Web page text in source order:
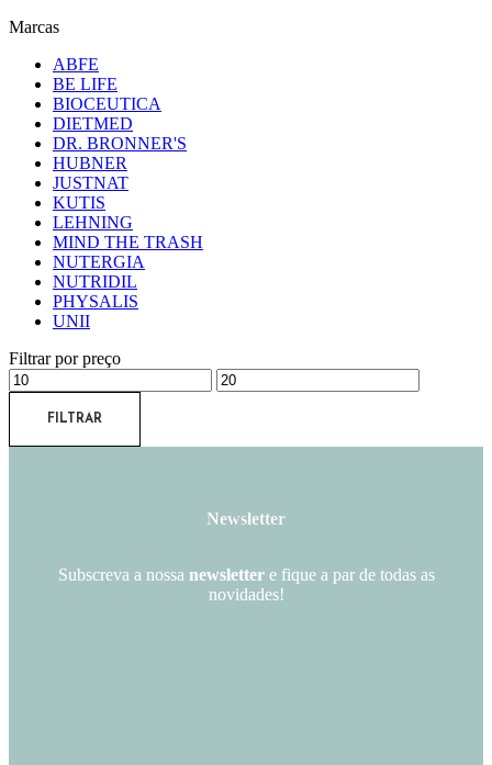
Marcas
ABFE
BE LIFE
BIOCEUTICA
DIETMED
DR. BRONNER'S
HUBNER
JUSTNAT
KUTIS
LEHNING
MIND THE TRASH
NUTERGIA
NUTRIDIL
PHYSALIS
UNII
Filtrar por preço
FILTRAR
Newsletter
Subscreva a nossa newslettere fique a par de todas as
novidades!